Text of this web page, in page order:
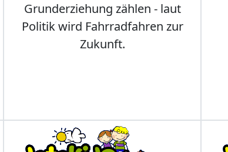
Grunderziehung zählen - laut
Politik wird Fahrradfahren zur
Zukunft.